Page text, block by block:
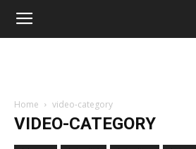
Home video-category
VIDEO-CATEGORY